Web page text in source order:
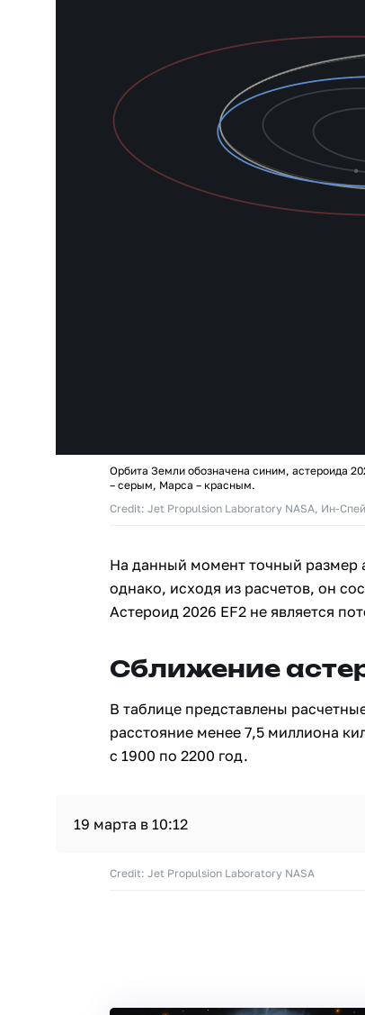
Орбита Земли обозначена синим, астероида
– серым, Марса – красным.
Credit: Jet Propulsion Laboratory NASA, Ин-
На данный момент точный размер
однако, исходя из расчетов, он
Астероид 2026 EF2 не является
Сближение
В таблице представлены
расстояние менее 7,5 миллиона
с 1900 по 2200 год.
19 марта в 10:12
Credit: Jet Propulsion Laboratory NASA